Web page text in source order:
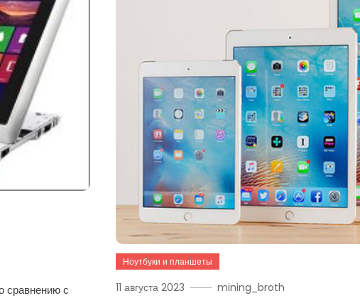
сравнению с
Ноутбуки и планшеты
11 августа 2023 mining_broth